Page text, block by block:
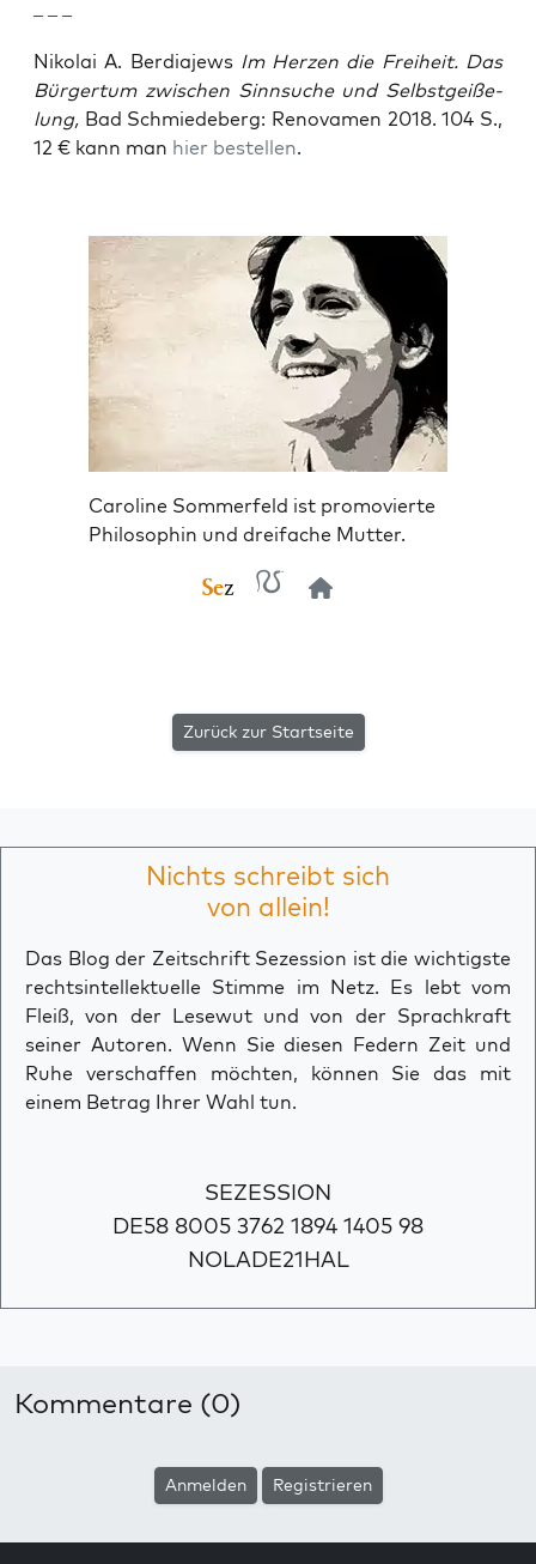
– – –
Niko­lai A. Ber­dia­jews Im Her­zen die Frei­heit. Das
Bür­ger­tum zwi­schen Sinn­su­che und Selbst­gei­ße­
lung, Bad Schmie­de­berg: Reno­va­men 2018. 104 S.,
12 € kann man hier bestel­len.
Caroline Sommerfeld ist promovierte
Philosophin und dreifache Mutter.
Zurück zur Startseite
Nichts schreibt sich
von allein!
Das Blog der Zeitschrift Sezession ist die wichtigste
rechtsintellektuelle Stimme im Netz. Es lebt vom
Fleiß, von der Lesewut und von der Sprachkraft
seiner Autoren. Wenn Sie diesen Federn Zeit und
Ruhe verschaffen möchten, können Sie das mit
einem Betrag Ihrer Wahl tun.
SEZESSION
DE58 8005 3762 1894 1405 98
NOLADE21HAL
Kommentare (0)
Anmelden Registrieren